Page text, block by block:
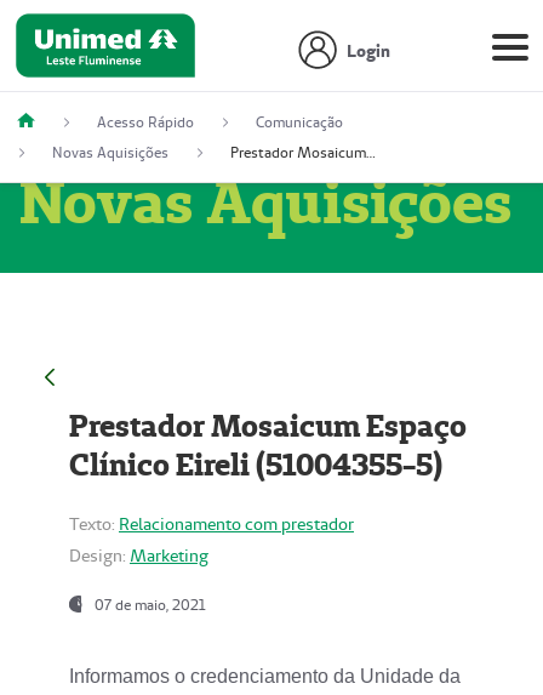
Login
Acesso Rápido
Comunicação
Novas Aquisições
Prestador Mosaicum Espaço Clínico Eireli (51004355-5)
Novas Aquisições
Prestador Mosaicum Espaço
Clínico Eireli (51004355-5)
Texto: Relacionamento com prestador
Design: Marketing
07 de maio, 2021
Informamos o credenciamento da Unidade da